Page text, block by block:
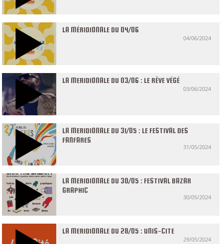
LA MÉRIDIONALE DU 04/06
04/06/2024
LA MERIDIONALE DU 03/06 : LE RÊVE VÉGÉ
03/06/2024
LA MERIDIONALE DU 31/05 : LE FESTIVAL DES
FANFARES
31/05/2024
LA MERIDIONALE DU 30/05 : FESTIVAL BAZAR
GRAPHIC
30/05/2024
LA MERIDIONALE DU 28/05 : UNIS-CITE
29/05/2024